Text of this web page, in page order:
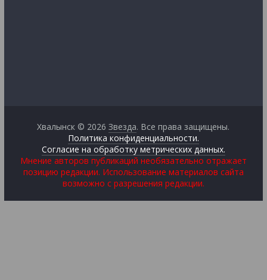
Хвалынск © 2026Звезда. Все права защищены.
Политика конфиденциальности.
Согласие на обработку метрических данных.
Мнение авторов публикаций необязательно отражает
позицию редакции. Использование материалов сайта
возможно с разрешения редакции.